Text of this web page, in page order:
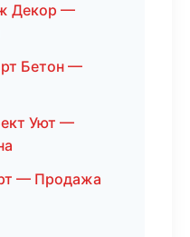
Декор —
Бетон —
Уют —
— Продажа